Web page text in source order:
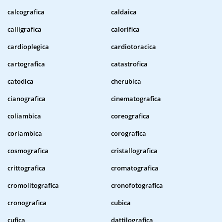
calcografica
caldaica
calligrafica
calorifica
cardioplegica
cardiotoracica
cartografica
catastrofica
catodica
cherubica
cianografica
cinematografica
coliambica
coreografica
coriambica
corografica
cosmografica
cristallografica
crittografica
cromatografica
cromolitografica
cronofotografica
cronografica
cubica
cufica
dattilografica